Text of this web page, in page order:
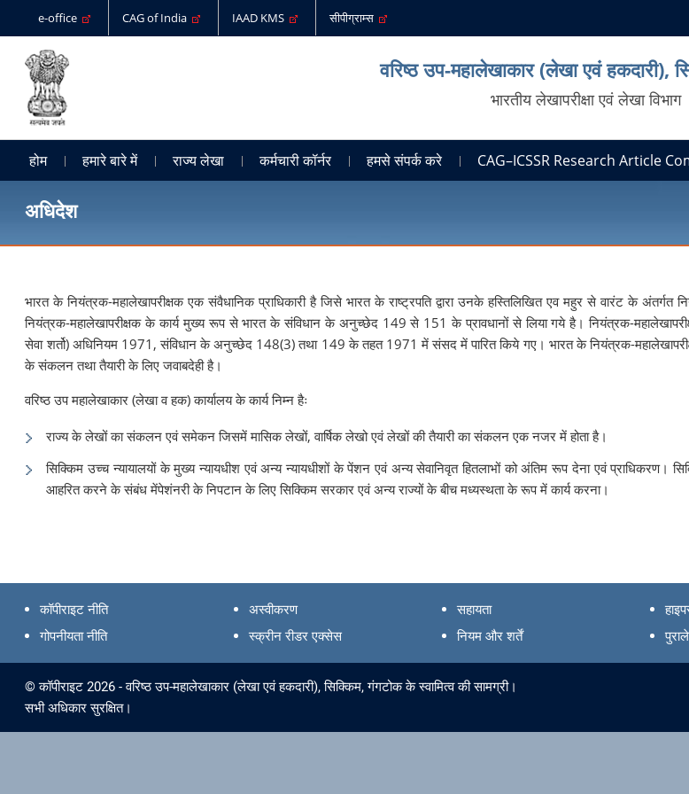
e-office CAG of India IAAD KMS सीपीग्राम्स
वरिष्ठ उप-महालेखाकार (लेखा एवं हकदारी),
भारतीय लेखापरीक्षा एवं लेखा विभाग
होम हमारे बारे में राज्य लेखा कर्मचारी कॉर्नर हमसे संपर्क करे CAG–ICSSR Research Article
अधिदेश
भारत के नियंत्रक-महालेखापरीक्षक एक संवैधानिक प्राधिकारी है जिसे भारत के राष्ट्रपति द्वारा उनके हस्तिलिखित एव महुर से वारंट के अंतर्गत
नियंत्रक-महालेखापरीक्षक के कार्य मुख्य रूप से भारत के संविधान के अनुच्छेद 149 से 151 के प्रावधानों से लिया गये है। नियंत्रक-
सेवा शर्तो) अधिनियम 1971, संविधान के अनुच्छेद 148(3) तथा 149 के तहत 1971 में संसद में पारित किये गए। भारत के नियंत्रक-
के संकलन तथा तैयारी के लिए जवाबदेही है।
वरिष्ठ उप महालेखाकार (लेखा व हक) कार्यालय के कार्य निम्न हैः
राज्य के लेखों का संकलन एवं समेकन जिसमें मासिक लेखों, वार्षिक लेखो एवं लेखों की तैयारी का संकलन एक नजर में होता है।
सिक्किम उच्च न्यायालयों के मुख्य न्यायधीश एवं अन्य न्यायधीशों के पेंशन एवं अन्य सेवानिवृत हितलाभों को अंतिम रूप देना एवं प्राधिकरण।
आहरित करने के संबंध मेंपेशंनरी के निपटान के लिए सिक्किम सरकार एवं अन्य राज्यों के बीच मध्यस्थता के रूप में कार्य करना।
कॉपीराइट नीति अस्वीकरण सहायता
गोपनीयता नीति
स्क्रीन रीडर एक्सेस नियम और शर्तें
© कॉपीराइट 2026 - वरिष्ठ उप-महालेखाकार (लेखा एवं हकदारी), सिक्किम, गंगटोक के स्वामित्व की सामग्री।
सभी अधिकार सुरक्षित।